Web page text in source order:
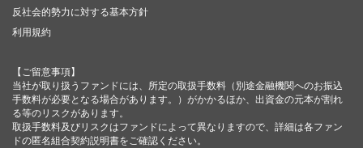
反社会的勢力に対する基本方針
利用規約
【ご留意事項】
当社が取り扱うファンドには、所定の取扱手数料（別途金融機関へのお振込
手数料が必要となる場合があります。）がかかるほか、出資金の元本が割れ
る等のリスクがあります。
取扱手数料及びリスクはファンドによって異なりますので、詳細は各ファン
ドの匿名組合契約説明書をご確認ください。